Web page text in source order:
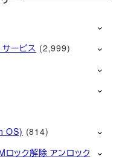
ービス (2,999)
OS) (814)
ック解除 アンロック